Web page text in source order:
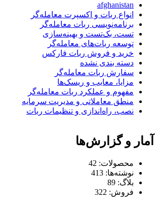
afghanistan
انواع ربات و اکسپرت معامله‌گر
برنامه‌نویسی ربات معامله‌گر
تست، بک‌تست و بهینه‌سازی
توسعه ربات‌های معامله‌گر
خرید و فروش ربات فارکس
دسته بندی نشده
سفارش ربات معامله‌گر
مزایا، معایب و ریسک‌ها
مفهوم و عملکرد ربات معامله‌گر
منطق معاملاتی و مدیریت سرمایه
نصب، راه‌اندازی و تنظیمات ربات
آمار و گزارش‌ها
محصولات: 42
نوشته‌ها: 413
بلاگ: 89
فروش: 322